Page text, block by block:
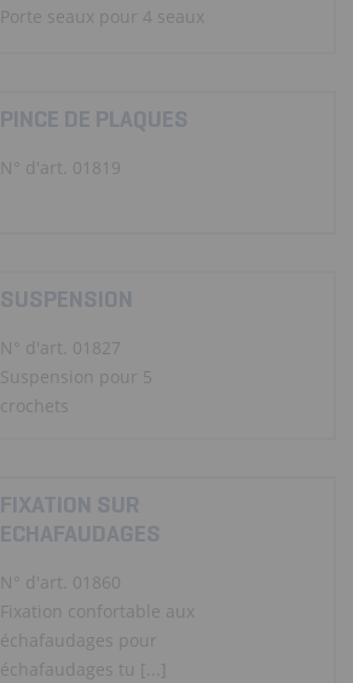
Porte seaux pour 4 seaux
PINCE DE PLAQUES
N° d'art. 01819
SUSPENSION
N° d'art. 01827
Suspension pour 5
crochets
FIXATION SUR
ECHAFAUDAGES
N° d'art. 01860
Fixation confortable aux
échafaudages pour
échafaudages tu [...]